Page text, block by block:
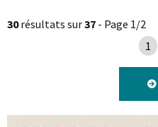
30résultats sur37 - Page 1/2
1